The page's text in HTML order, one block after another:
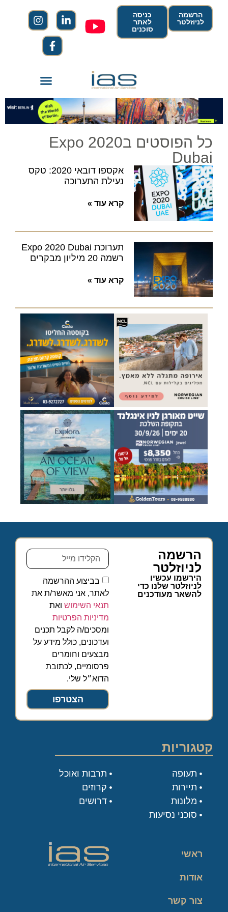
הרשמה
לניוזלטר
כניסה
לאתר
סוכנים
כל הפוסטים בExpo 2020
Dubai
אקספו דובאי 2020: טקס
נעילת התערוכה
קרא עוד »
תערוכת Expo 2020 Dubai
רשמה 20 מיליון מבקרים
קרא עוד »
הרשמה
לניוזלטר
הירשמו עכשיו
לניוזלטר שלנו כדי
להשאר מעודכנים
בביצוע ההרשמה
לאתר, אני מאשר/ת את
תנאי השימוש ואת
מדיניות הפרטיות
ומסכים/ה לקבל תכנים
ועדכונים, כולל מידע על
מבצעים וחומרים
פרסומיים, לכתובת
הדוא״ל שלי.
הצטרפו
קטגוריות
תעופה
תיירות
מלונות
סוכני נסיעות
תרבות ואוכל
קרוזים
דרושים
ראשי
אודות
צור קשר